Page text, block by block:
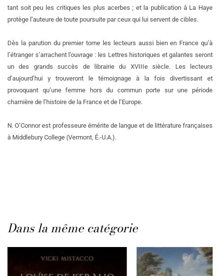
tant soit peu les critiques les plus acerbes ; et la publication à La Haye
protège l’auteure de toute poursuite par ceux qui lui servent de cibles.
Dès la parution du premier tome les lecteurs aussi bien en France qu’à
l’étranger s’arrachent l’ouvrage : les Lettres historiques et galantes seront
un des grands succès de librairie du XVIIIe siècle. Les lecteurs
d’aujourd’hui y trouveront le témoignage à la fois divertissant et
provoquant qu’une femme hors du commun porte sur une période
charnière de l’histoire de la France et de l’Europe.
N. O’Connor est professeure émérite de langue et de littérature françaises
à Middlebury College (Vermont, É.-U.A.).
Dans la même catégorie